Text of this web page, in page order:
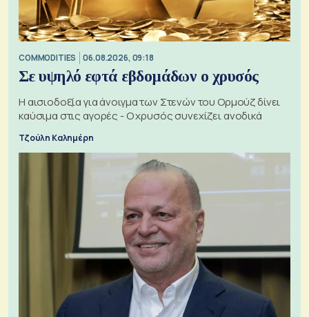
COMMODITIES 06.08.2026, 09:18
Σε υψηλό εφτά εβδομάδων ο χρυσός
Η αισιοδοξία για άνοιγμα των Στενών του Ορμούζ δίνει
καύσιμα στις αγορές - Ο χρυσός συνεχίζει ανοδικά
Τζούλη Καλημέρη